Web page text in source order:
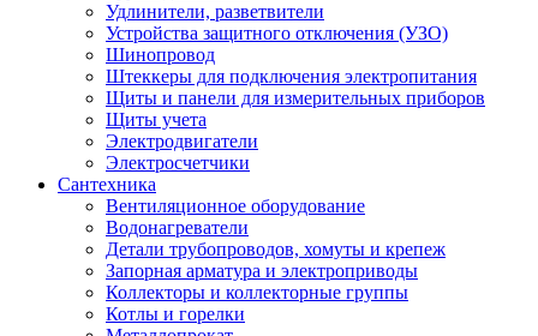
Удлинители, разветвители
Устройства защитного отключения (УЗО)
Шинопровод
Штеккеры для подключения электропитания
Щиты и панели для измерительных приборов
Щиты учета
Электродвигатели
Электросчетчики
Сантехника
Вентиляционное оборудование
Водонагреватели
Детали трубопроводов, хомуты и крепеж
Запорная арматура и электроприводы
Коллекторы и коллекторные группы
Котлы и горелки